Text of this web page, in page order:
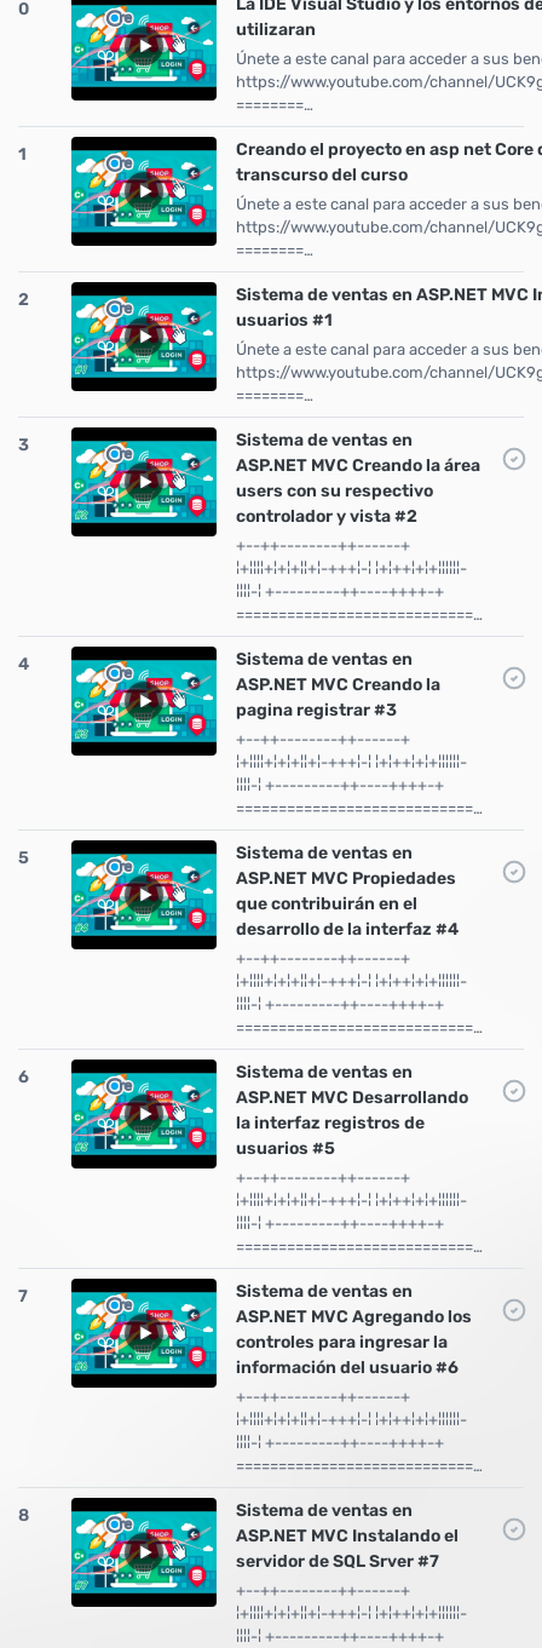
0
utilizaran
Únete a este canal para acceder a sus
https://www.youtube.com/channel/
========…
1
Creando el proyecto en asp net Core
transcurso del curso
Únete a este canal para acceder a sus
https://www.youtube.com/channel/
========…
2
Sistema de ventas en ASP.NET
usuarios #1
Únete a este canal para acceder a sus
https://www.youtube.com/channel/
========…
3
Sistema de ventas en
ASP.NET MVC Creando la área
users con su respectivo
controlador y vista #2
+--++--------++------+
¦+¦¦¦¦+¦+¦+¦¦+¦-+++¦-¦ ¦+¦++¦+¦+¦¦¦¦¦¦-
¦¦¦¦-¦ +---------++----++++-+
============================…
4
Sistema de ventas en
ASP.NET MVC Creando la
pagina registrar #3
+--++--------++------+
¦+¦¦¦¦+¦+¦+¦¦+¦-+++¦-¦ ¦+¦++¦+¦+¦¦¦¦¦¦-
¦¦¦¦-¦ +---------++----++++-+
============================…
5
Sistema de ventas en
ASP.NET MVC Propiedades
que contribuirán en el
desarrollo de la interfaz #4
+--++--------++------+
¦+¦¦¦¦+¦+¦+¦¦+¦-+++¦-¦ ¦+¦++¦+¦+¦¦¦¦¦¦-
¦¦¦¦-¦ +---------++----++++-+
============================…
6
Sistema de ventas en
ASP.NET MVC Desarrollando
la interfaz registros de
usuarios #5
+--++--------++------+
¦+¦¦¦¦+¦+¦+¦¦+¦-+++¦-¦ ¦+¦++¦+¦+¦¦¦¦¦¦-
¦¦¦¦-¦ +---------++----++++-+
============================…
7
Sistema de ventas en
ASP.NET MVC Agregando los
controles para ingresar la
información del usuario #6
+--++--------++------+
¦+¦¦¦¦+¦+¦+¦¦+¦-+++¦-¦ ¦+¦++¦+¦+¦¦¦¦¦¦-
¦¦¦¦-¦ +---------++----++++-+
============================…
8
Sistema de ventas en
ASP.NET MVC Instalando el
servidor de SQL Srver #7
+--++--------++------+
¦+¦¦¦¦+¦+¦+¦¦+¦-+++¦-¦ ¦+¦++¦+¦+¦¦¦¦¦¦-
¦¦¦¦-¦ +---------++----++++-+